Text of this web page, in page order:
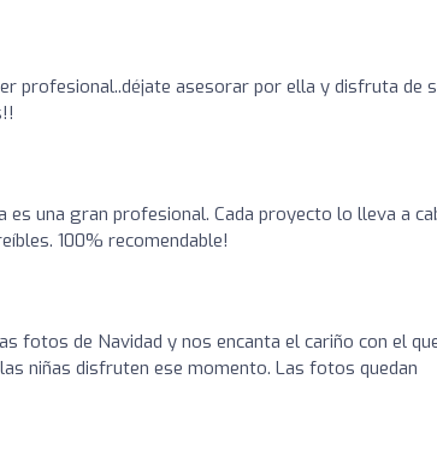
profesional..déjate asesorar por ella y disfruta de
es una gran profesional. Cada proyecto lo lleva a
100% recomendable!
fotos de Navidad y nos encanta el cariño con el
niñas disfruten ese momento. Las fotos quedan